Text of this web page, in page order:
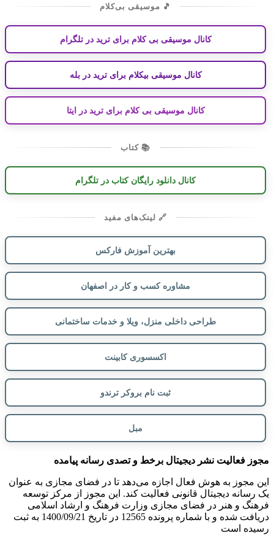
🎵 موسیقی بی‌کلام
کانال موسیقی بی کلام برای ترید در تلگرام
کانال موسیقی بیکلام برای ترید در بله
کانال موسیقی بی کلام برای ترید در ایتا
📚 کتاب
کانال دانلود رایگان کتاب در تلگرام
🔗 لینک‌های مفید
بهترین آموزش فارکس
مشاوره کسب و کار در اصفهان
طراحی داخلی منزل، ویلا و خدمات ساختمانی
اکسسوری کابینت
ثبت نام بروکر ترندو
مبل
مجوز فعالیت نشر دیجیتال برخط و تصدی رسانه پیامده
این مجوز به هوش فعال اجازه می‌دهد تا در فضای مجازی به عنوان
یک رسانه دیجیتال قانونی فعالیت کند. این مجوز از مرکز توسعه
فرهنگ و هنر در فضای مجازی وزارت فرهنگ و ارشاد اسلامی
دریافت شده و با شماره پرونده 12565 در تاریخ 1400/09/21 به ثبت
رسیده است